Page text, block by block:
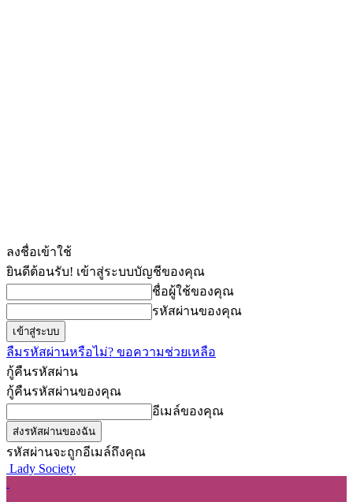
ลงชื่อเข้าใช้
ยินดีต้อนรับ! เข้าสู่ระบบบัญชีของคุณ
ชื่อผู้ใช้ของคุณ
รหัสผ่านของคุณ
ลืมรหัสผ่านหรือไม่? ขอความช่วยเหลือ
กู้คืนรหัสผ่าน
กู้คืนรหัสผ่านของคุณ
อีเมล์ของคุณ
รหัสผ่านจะถูกอีเมล์ถึงคุณ
Lady Society